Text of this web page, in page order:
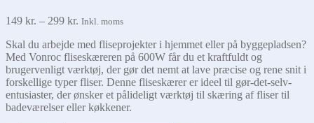
149 kr. – 299 kr. Prisinterval:
til
299 kr.
Inkl. moms
Skal du arbejde med fliseprojekter i hjemmet eller på byggepladsen?
Med Vonroc fliseskæreren på 600W får du et kraftfuldt og
brugervenligt værktøj, der gør det nemt at lave præcise og rene snit i
forskellige typer fliser. Denne fliseskærer er ideel til gør-det-selv-
entusiaster, der ønsker et pålideligt værktøj til skæring af fliser til
badeværelser eller køkkener.